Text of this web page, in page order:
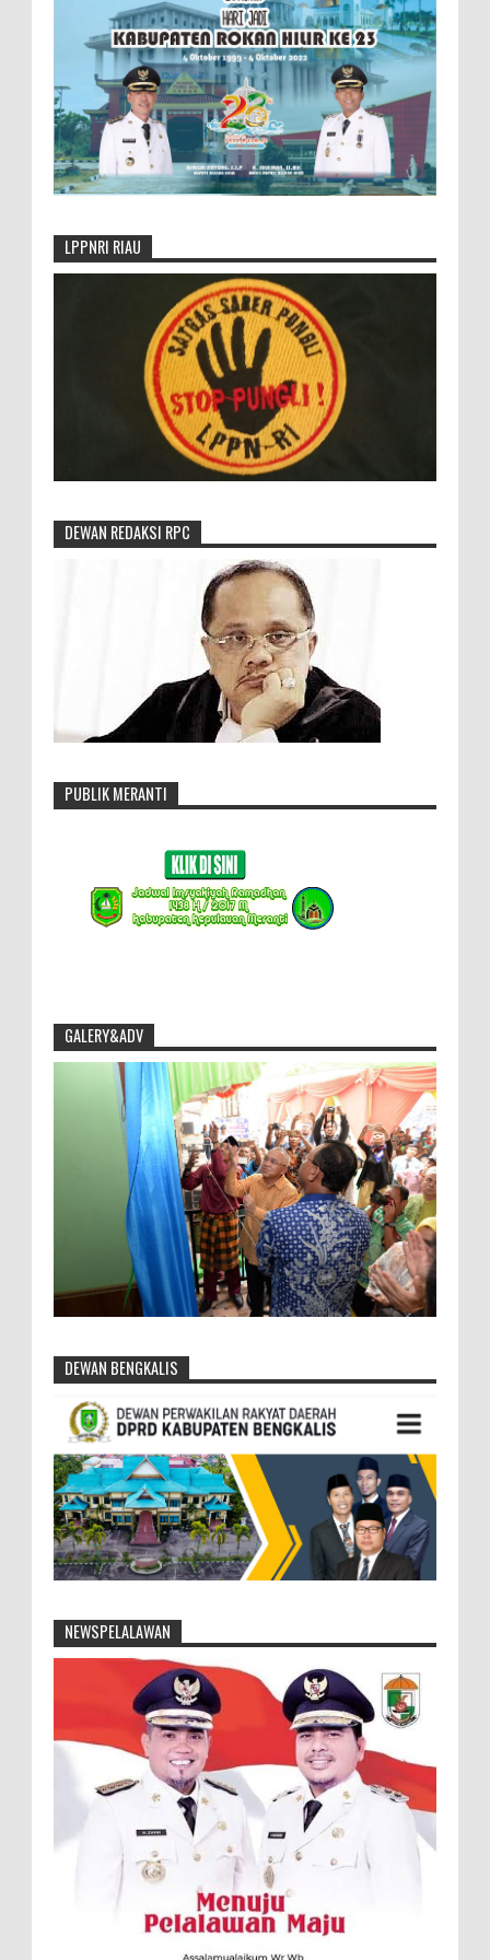
LPPNRI RIAU
DEWAN REDAKSI RPC
PUBLIK MERANTI
GALERY&ADV
DEWAN BENGKALIS
NEWSPELALAWAN